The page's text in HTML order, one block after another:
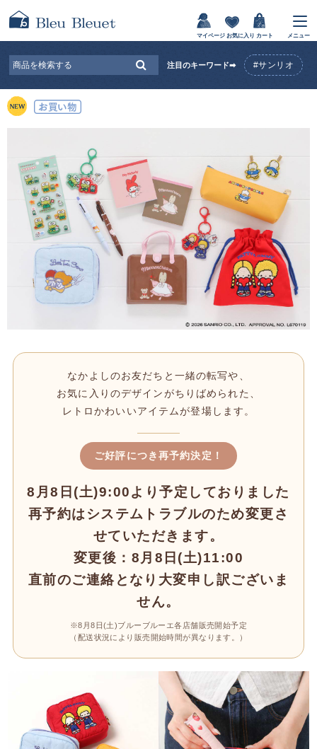
マイページ お気に入り カート メニュー
注目のキーワード➡ #サンリオ
なかよしのお友だちと一緒の転写や、
お気に入りのデザインがちりばめられた、
レトロかわいいアイテムが登場します。
ご好評につき再予約決定！
8月8日(土)9:00より予定しておりました
再予約はシステムトラブルのため変更さ
せていただきます。
変更後：8月8日(土)11:00
直前のご連絡となり大変申し訳ございま
せん。
※8月8日(土)ブルーブルーエ各店舗販売開始予定
（配送状況により販売開始時間が異なります。）